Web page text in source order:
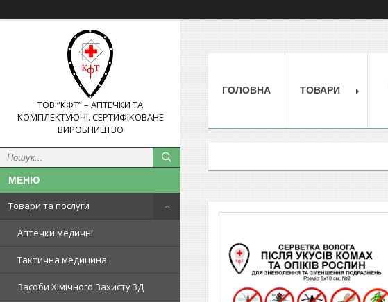
ТОВ “КФТ” – АПТЕЧКИ ТА
КОМПЛЕКТУЮЧІ. СЕРТИФІКОВАНЕ
ВИРОБНИЦТВО
Товари та послуги
Аптечки медичні
Тактична медицина
Засоби Хімічного Захисту 3Д
ГОЛОВНА ТОВАРИ